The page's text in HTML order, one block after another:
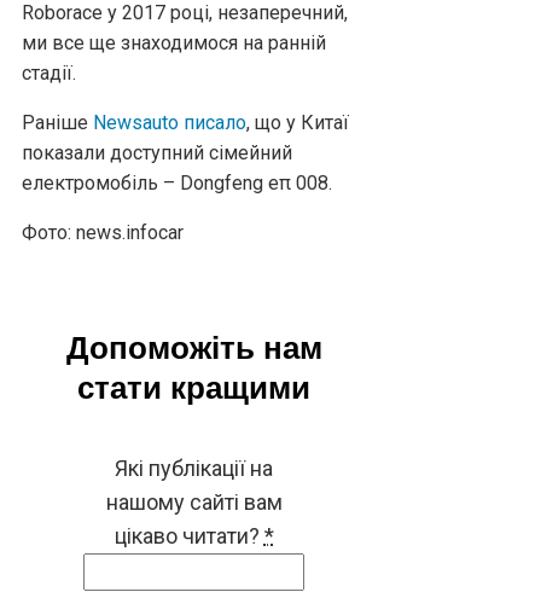
Roborace у 2017 році, незаперечний,
ми все ще знаходимося на ранній
стадії.
Раніше Newsauto писало, що у Китаї
показали доступний сімейний
електромобіль – Dongfeng eπ 008.
Фото: news.infocar
Допоможіть нам
стати кращими
Які публікації на
нашому сайті вам
цікаво читати? *